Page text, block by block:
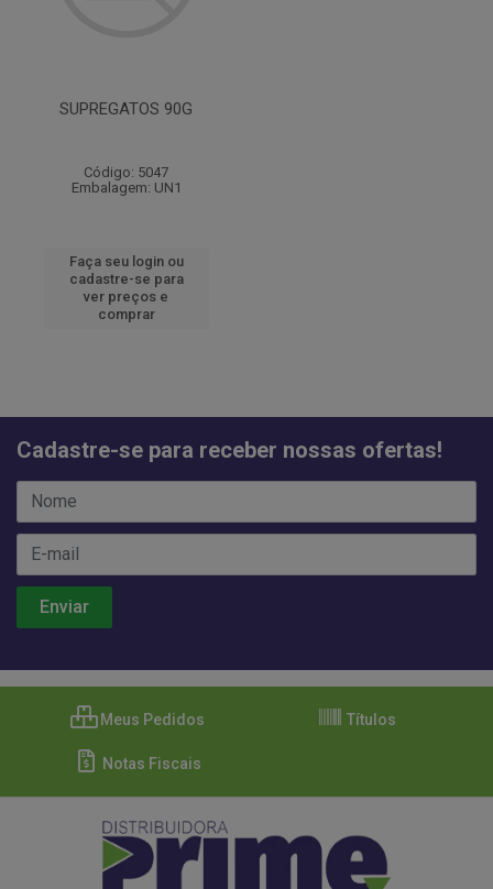
SUPREGATOS 90G
Código: 5047
Embalagem: UN1
Faça seu login ou
cadastre-se para
ver preços e
comprar
Cadastre-se para receber nossas ofertas!
Meus Pedidos Títulos
Notas Fiscais